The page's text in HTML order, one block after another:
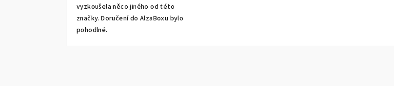
vyzkoušela něco jiného od této
značky. Doručení do AlzaBoxu bylo
pohodlné.